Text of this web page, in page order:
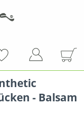
- Balsam